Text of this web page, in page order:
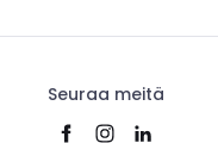
Seuraa meitä